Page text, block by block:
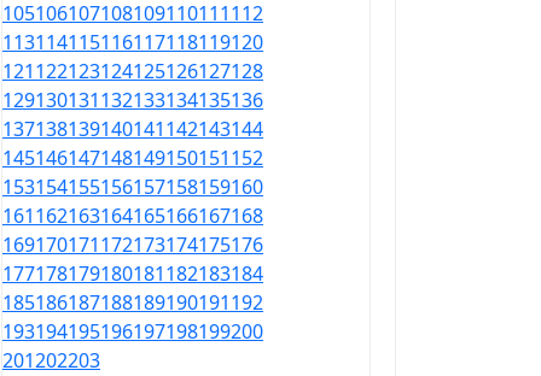
105106107108109110111112
113114115116117118119120
121122123124125126127128
129130131132133134135136
137138139140141142143144
145146147148149150151152
153154155156157158159160
161162163164165166167168
169170171172173174175176
177178179180181182183184
185186187188189190191192
193194195196197198199200
201202203